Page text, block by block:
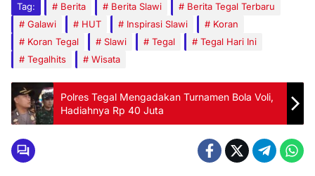
Tag: Berita Berita Slawi
Berita Tegal Terbaru
Galawi
HUT Inspirasi Slawi
Koran
Koran Tegal
Slawi Tegal
Tegal Hari Ini
Tegalhits
Wisata
Polres Tegal Mengadakan Turnamen Bola Voli,
Hadiahnya Rp 40 Juta